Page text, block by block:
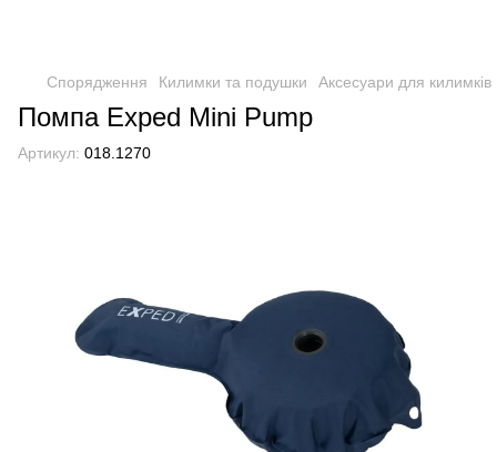
Спорядження Килимки та подушки Аксесуари для килимків
Помпа Exped Mini Pump
Артикул: 018.1270